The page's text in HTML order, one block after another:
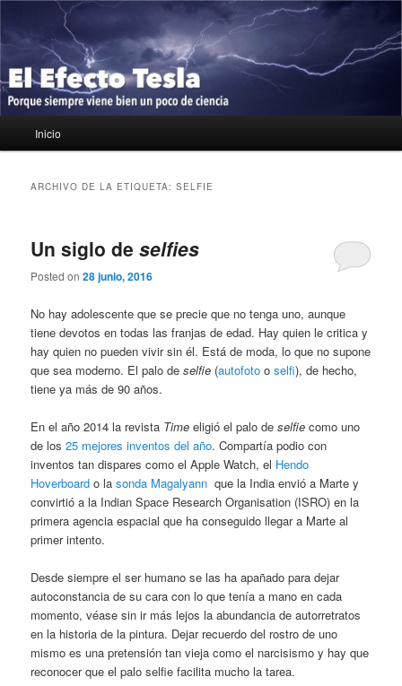
contenido
principal
contenido
secundario
El Efecto Tesla
Porque siempre viene bien un poco de ciencia
principal
Inicio
ARCHIVO DE LA ETIQUETA:SELFIE
Un siglo deselfies
Posted on28 junio, 2016
No hay adolescente que se precie que no tenga uno, aunque
tiene devotos en todas las franjas de edad. Hay quien le critica y
hay quien no pueden vivir sin él. Está de moda, lo que no supone
que sea moderno. El palo deselfie (autofoto oselfi), de hecho,
tiene ya más de 90 años.
En el año 2014 la revista Time eligió el palo deselfie como uno
de los25 mejores inventos del año. Compartía podio con
inventos tan dispares como el Apple Watch, el Hendo
Hoverboard o lasonda Magalyann que la India envió a Marte y
convirtió a la Indian Space Research Organisation (ISRO) en la
primera agencia espacial que ha conseguido llegar a Marte al
primer intento.
Desde siempre el ser humano se las ha apañado para dejar
autoconstancia de su cara con lo que tenía a mano en cada
momento, véase sin ir más lejos la abundancia de autorretratos
en la historia de la pintura. Dejar recuerdo del rostro de uno
mismo es una pretensión tan vieja como el narcisismo y hay que
reconocer que el palo selfie facilita mucho la tarea.